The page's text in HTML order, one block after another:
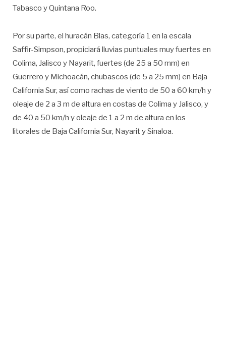
Tabasco y Quintana Roo.
Por su parte, el huracán Blas, categoría 1 en la escala
Saffir-Simpson, propiciará lluvias puntuales muy fuertes en
Colima, Jalisco y Nayarit, fuertes (de 25 a 50 mm) en
Guerrero y Michoacán, chubascos (de 5 a 25 mm) en Baja
California Sur, así como rachas de viento de 50 a 60 km/h y
oleaje de 2 a 3 m de altura en costas de Colima y Jalisco, y
de 40 a 50 km/h y oleaje de 1 a 2 m de altura en los
litorales de Baja California Sur, Nayarit y Sinaloa.